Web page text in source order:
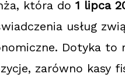
która do 1 lipca
usług
Dotyka to
zarówno kasy